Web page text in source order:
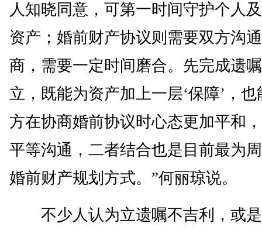
人知晓同意，可第一时间守护个人
资产；婚前财产协议则需要双方沟
商，需要一定时间磨合。先完成遗
立，既能为资产加上一层‘保障’，也
方在协商婚前协议时心态更加平和
平等沟通，二者结合也是目前最为
婚前财产规划方式。”何丽琼说。
不少人认为立遗嘱不吉利，或